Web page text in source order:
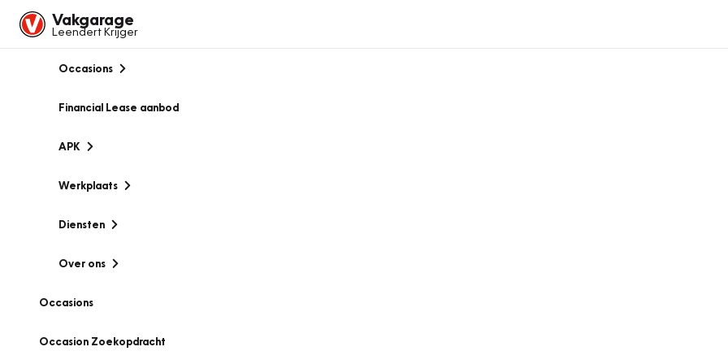
Vakgarage
Leendert Krijger
Occasions
Financial Lease aanbod
APK
Werkplaats
Diensten
Over ons
Occasions
Occasion Zoekopdracht